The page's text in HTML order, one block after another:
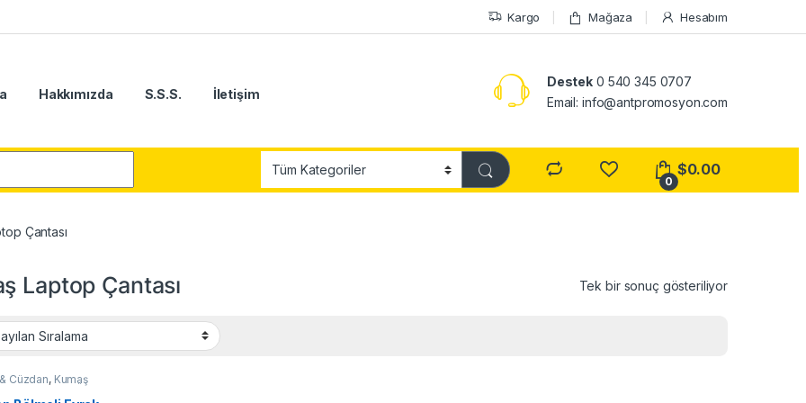
Kargo Mağaza Hesabım
Hakkımızda S.S.S. İletişim
Destek 0 540 345 0707
Email: info@antpromosyon.com
0
$0.00
Çantası
Laptop Çantası Tek bir sonuç gösteriliyor
Cüzdan, Kumaş
Tüm Ürünler